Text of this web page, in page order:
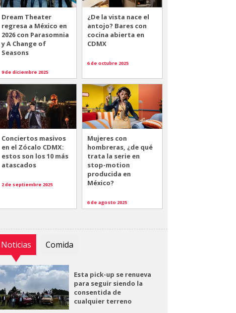
Dream Theater
regresa a México en
2026 con Parasomnia
y A Change of
Seasons
9 de diciembre 2025
¿De la vista nace el
antojo? Bares con
cocina abierta en
CDMX
6 de octubre 2025
Conciertos masivos
en el Zócalo CDMX:
estos son los 10 más
atascados
2 de septiembre 2025
Mujeres con
hombreras, ¿de qué
trata la serie en
stop-motion
producida en
México?
6 de agosto 2025
Noticias Comida
Esta pick-up se renueva
para seguir siendo la
consentida de
cualquier terreno